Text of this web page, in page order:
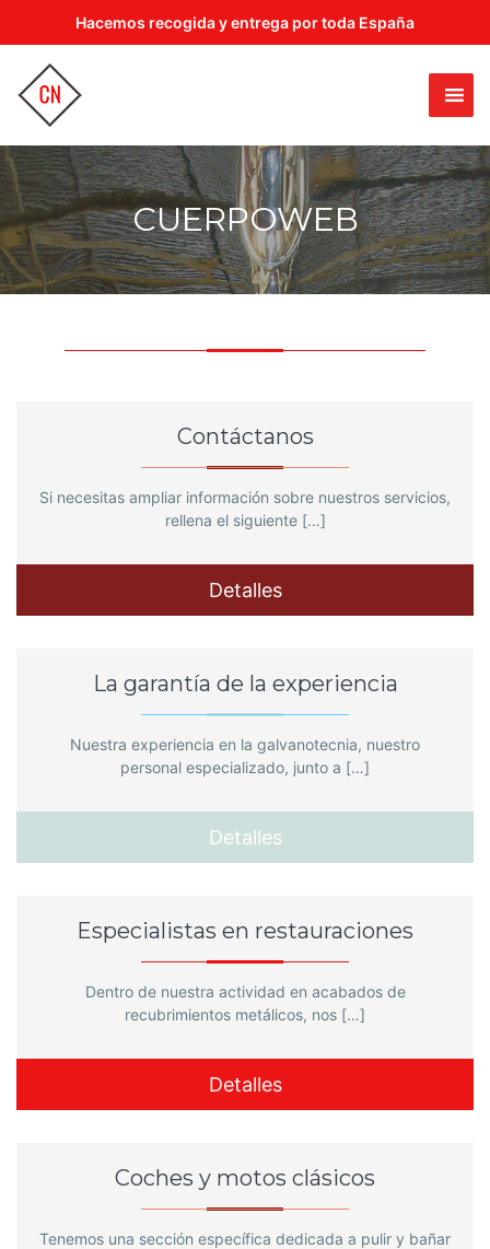
Hacemos recogida y entrega por toda España
CUERPOWEB
Contáctanos
Si necesitas ampliar información sobre nuestros servicios,
rellena el siguiente […]
Detalles
La garantía de la experiencia
Nuestra experiencia en la galvanotecnia, nuestro
personal especializado, junto a […]
Detalles
Especialistas en restauraciones
Dentro de nuestra actividad en acabados de
recubrimientos metálicos, nos […]
Detalles
Coches y motos clásicos
Tenemos una sección específica dedicada a pulir y bañar